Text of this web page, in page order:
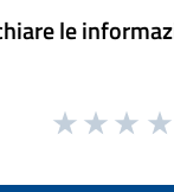
le